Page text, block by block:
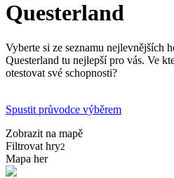
Questerland
Vyberte si ze seznamu nejlevnějších
Questerland tu nejlepší pro vás. Ve
otestovat své schopnosti?
Spustit průvodce výběrem
Zobrazit na mapě
Filtrovat hry2
Mapa her